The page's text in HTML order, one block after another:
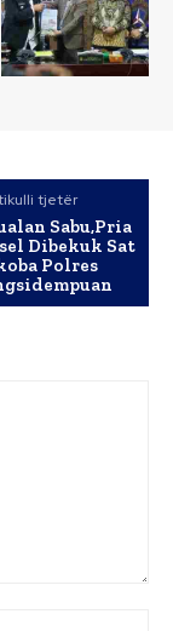
tjetër
Sabu,Pria
Dibekuk Sat
Polres